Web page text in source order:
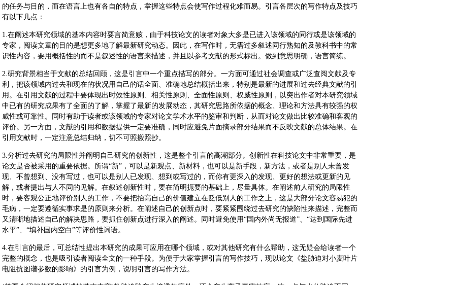
的任务与目的，而在语言上也有各自的特点，掌握这些特点会使写作过程化难而易。引言各层次的写作特点及技巧
有以下几点：
1.在阐述本研究领域的基本内容时要言简意赅，由于科技论文的读者对象大多是已进入该领域的同行或是该领域的
专家，阅读文章的目的是想更多地了解最新研究动态。因此，在写作时，无需过多叙述同行熟知的及教科书中的常
识性内容，要用概括性的而不是叙述性的语言来描述，并且以参考文献的形式标出。做到意思明确，语言简练。
2.研究背景相当于文献的总结回顾，这是引言中一个重点描写的部分。一方面可通过社会调查或广泛查阅文献及专
利，把该领域内过去和现在的状况用自己的话全面、准确地总结概括出来，特别是最新的进展和过去经典文献的引
用。在引用文献的过程中要体现出时效性原则、相关性原则、全面性原则、权威性原则，以突出作者对本研究领域
中已有的研究成果有了全面的了解，掌握了最新的发展动态，其研究思路所依据的概念、理论和方法具有较强的权
威性或可靠性。同时有助于读者或该领域的专家对论文学术水平的鉴审和判断，从而对论文做出比较准确和客观的
评价。另一方面，文献的引用和数据提供一定要准确，同时应避免片面摘录部分结果而不反映文献的总体结果。在
引用文献时，一定注意总结归纳，切不可照搬照抄。
3.分析过去研究的局限性并阐明自己研究的创新性，这是整个引言的高潮部分。创新性在科技论文中非常重要，是
论文是否被采用的重要依据。所谓“新”，可以是新观点、新材料，也可以是新手段，新方法，或者是别人未曾发
现、不曾想到、没有写过，也可以是别人已发现、想到或写过的，而你有更深入的发现、更好的想法或更新的见
解，或者提出与人不同的见解。在叙述创新性时，要在简明扼要的基础上，尽量具体。在阐述前人研究的局限性
时，要客观公正地评价别人的工作，不要把抬高自己的价值建立在贬低别人的工作之上，这是大部分论文容易犯的
毛病，一定要遵循实事求是的原则来分析。在阐述自己的创新点时，要紧紧围绕过去研究的缺陷性来描述，完整而
又清晰地描述自己的解决思路，要抓住创新点进行深入的阐述。同时避免使用“国内外尚无报道”、“达到国际先进
水平”、“填补国内空白”等评价性词语。
4.在引言的最后，可总结性提出本研究的成果可应用在哪个领域，或对其他研究有什么帮助，这无疑会给读者一个
完整的概念，也是吸引读者阅读全文的一种手段。为便于大家掌握引言的写作技巧，现以论文《盐胁迫对小麦叶片
电阻抗图谱参数的影响》的引言为例，说明引言的写作方法。